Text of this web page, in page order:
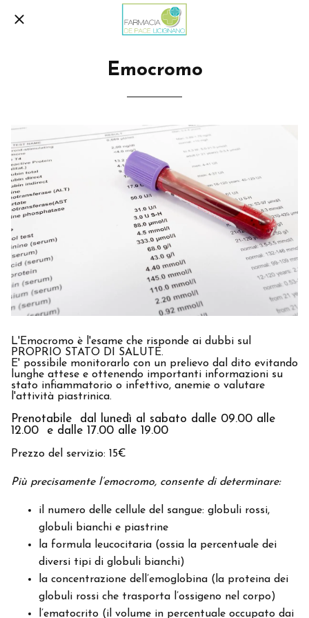
Emocromo
L'Emocromo è l'esame che risponde ai dubbi sul
PROPRIO STATO DI SALUTE.
E' possibile monitorarlo con un prelievo dal dito evitando
lunghe attese e ottenendo importanti informazioni su
stato infiammatorio o infettivo, anemie o valutare
l'attività piastrinica.
Prenotabile dal lunedì al sabato dalle 09.00 alle
12.00 e dalle 17.00 alle 19.00
Prezzo del servizio: 15€
Più precisamente l’emocromo, consente di determinare:
il numero delle cellule del sangue: globuli rossi,
globuli bianchi e piastrine
la formula leucocitaria (ossia la percentuale dei
diversi tipi di globuli bianchi)
la concentrazione dell’emoglobina (la proteina dei
globuli rossi che trasporta l’ossigeno nel corpo)
l’ematocrito (il volume in percentuale occupato dai